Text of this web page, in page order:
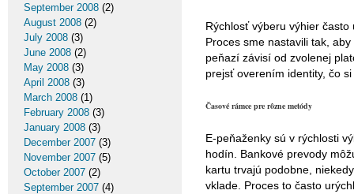
Rýchlosť výberu výhier
Proces sme nastavili tak,
peňazí závisí od zvolenej
prejsť overením identity, čo
Časové rámce pre rôzne metódy
E-peňaženky sú v rýchlosti
hodín. Bankové prevody
kartu trvajú podobne,
vklade. Proces to často
September 2008 (2)
August 2008 (2)
July 2008 (3)
June 2008 (2)
May 2008 (3)
April 2008 (3)
March 2008 (1)
February 2008 (3)
January 2008 (3)
December 2007 (3)
November 2007 (5)
October 2007 (2)
September 2007 (4)